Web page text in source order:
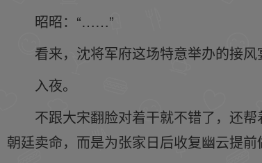
昭昭：“……”
看来，沈将军府这场特意举办的接风
入夜。
不跟大宋翻脸对着干就不错了，还
朝廷卖命，而是为张家日后收复幽云提前